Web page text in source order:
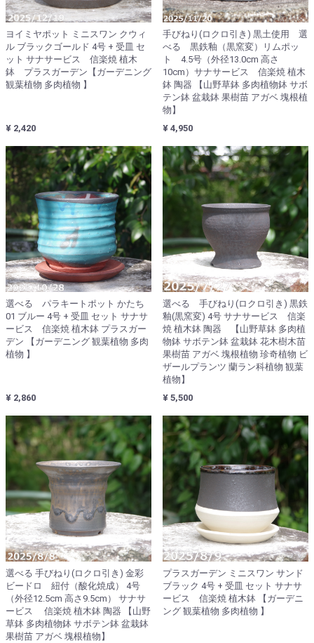
ヨイミヤポット ミニスワン クウィ
ル ブラックゴールド 4号 + 受皿 セ
ット サナサービス 信楽焼 植木
鉢 プラスガーデン【ガーデニング
観葉植物 多肉植物 】
¥ 2,420
手びねり(ロクロ引き) 黒土使用 選
べる 黒鉄釉（黒窯変）リムポッ
ト 4.5号（外径13.0cm 高さ
10cm）サナサービス 信楽焼 植木
鉢 陶器 【山野草鉢 多肉植物鉢 サボ
テン鉢 盆栽鉢 果樹苗 アガベ 塊根植
物】
¥ 4,950
選べる パラキートポット かたち
01 ブルー 4号 + 受皿 セット サナサ
ービス 信楽焼 植木鉢 プラスガー
デン 【ガーデニング 観葉植物 多肉
植物 】
¥ 2,860
選べる 手びねり(ロクロ引き) 黒鉄
釉(黒窯変) 4号 サナサービス 信楽
焼 植木鉢 陶器 【山野草鉢 多肉植
物鉢 サボテン鉢 盆栽鉢 花木樹木苗
果樹苗 アガベ 塊根植物 珍奇植物 ビ
ザールプランツ 蘭ラン科植物 観葉
植物】
¥ 5,500
選べる 手びねり(ロクロ引き) 金彩
ビードロ 紐付（酸化焼成） 4号
（外径12.5cm 高さ9.5cm） サナサ
ービス 信楽焼 植木鉢 陶器 【山野
草鉢 多肉植物鉢 サボテン鉢 盆栽鉢
果樹苗 アガベ 塊根植物】
プラスガーデン ミニスワン サンド
ブラック 4号 + 受皿 セット サナサ
ービス 信楽焼 植木鉢 【ガーデニ
ング 観葉植物 多肉植物 】